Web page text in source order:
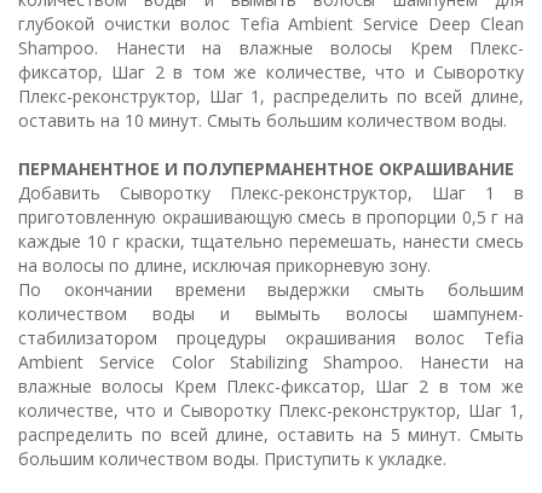
глубокой очистки волос Tefia Ambient Service Deep Clean
Shampoo. Нанести на влажные волосы Крем Плекс-
фиксатор, Шаг 2 в том же количестве, что и Сыворотку
Плекс-реконструктор, Шаг 1, распределить по всей длине,
оставить на 10 минут. Смыть большим количеством воды.
ПЕРМАНЕНТНОЕ И ПОЛУПЕРМАНЕНТНОЕ ОКРАШИВАНИЕ
Добавить Сыворотку Плекс-реконструктор, Шаг 1 в
приготовленную окрашивающую смесь в пропорции 0,5 г на
каждые 10 г краски, тщательно перемешать, нанести смесь
на волосы по длине, исключая прикорневую зону.
По окончании времени выдержки смыть большим
количеством воды и вымыть волосы шампунем-
стабилизатором процедуры окрашивания волос Tefia
Ambient Service Color Stabilizing Shampoo. Нанести на
влажные волосы Крем Плекс-фиксатор, Шаг 2 в том же
количестве, что и Сыворотку Плекс-реконструктор, Шаг 1,
распределить по всей длине, оставить на 5 минут. Смыть
большим количеством воды. Приступить к укладке.